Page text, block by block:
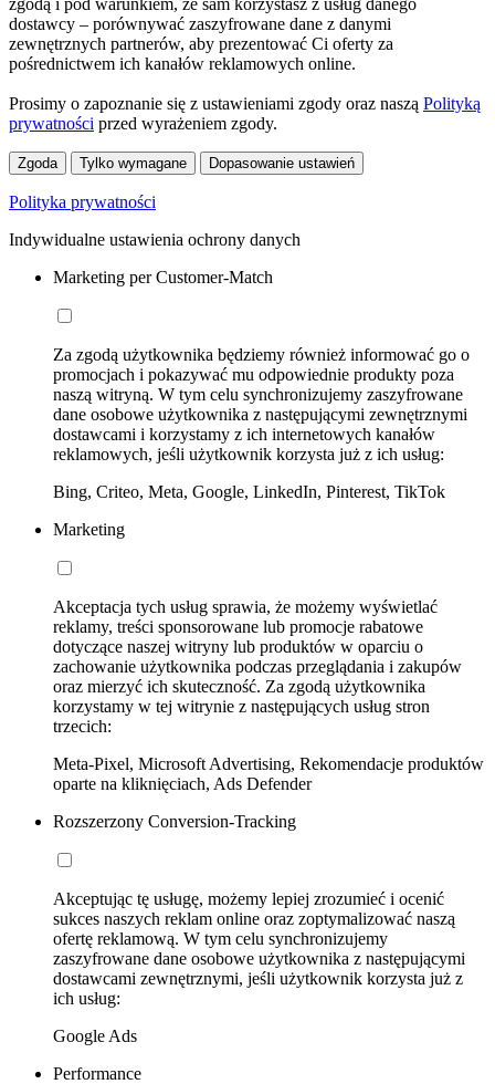
dostawcy – porównywać zaszyfrowane dane z danymi
zewnętrznych partnerów, aby prezentować Ci oferty za
pośrednictwem ich kanałów reklamowych online.
Prosimy o zapoznanie się z ustawieniami zgody oraz naszą Polityką
prywatności przed wyrażeniem zgody.
Zgoda Tylko wymagane Dopasowanie ustawień
Polityka prywatności
Indywidualne ustawienia ochrony danych
Marketing per Customer-Match
Za zgodą użytkownika będziemy również informować go o
promocjach i pokazywać mu odpowiednie produkty poza
naszą witryną. W tym celu synchronizujemy zaszyfrowane
dane osobowe użytkownika z następującymi zewnętrznymi
dostawcami i korzystamy z ich internetowych kanałów
reklamowych, jeśli użytkownik korzysta już z ich usług:
Bing, Criteo, Meta, Google, LinkedIn, Pinterest, TikTok
Marketing
Akceptacja tych usług sprawia, że możemy wyświetlać
reklamy, treści sponsorowane lub promocje rabatowe
dotyczące naszej witryny lub produktów w oparciu o
zachowanie użytkownika podczas przeglądania i zakupów
oraz mierzyć ich skuteczność. Za zgodą użytkownika
korzystamy w tej witrynie z następujących usług stron
trzecich:
Meta-Pixel, Microsoft Advertising, Rekomendacje produktów
oparte na kliknięciach, Ads Defender
Rozszerzony Conversion-Tracking
Akceptując tę usługę, możemy lepiej zrozumieć i ocenić
sukces naszych reklam online oraz zoptymalizować naszą
ofertę reklamową. W tym celu synchronizujemy
zaszyfrowane dane osobowe użytkownika z następującymi
dostawcami zewnętrznymi, jeśli użytkownik korzysta już z
ich usług:
Google Ads
Performance